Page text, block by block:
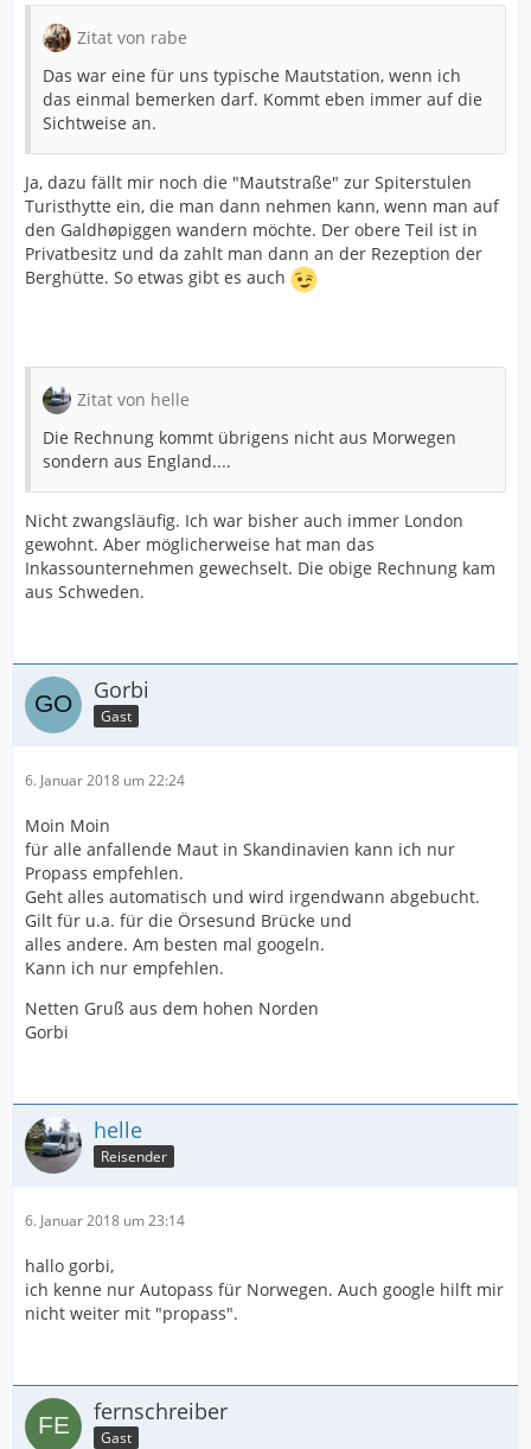
Zitat von rabe
Das war eine für uns typische Mautstation, wenn ich
das einmal bemerken darf. Kommt eben immer auf die
Sichtweise an.
Ja, dazu fällt mir noch die "Mautstraße" zur Spiterstulen
Turisthytte ein, die man dann nehmen kann, wenn man auf
den Galdhøpiggen wandern möchte. Der obere Teil ist in
Privatbesitz und da zahlt man dann an der Rezeption der
Berghütte. So etwas gibt es auch
Zitat von helle
Die Rechnung kommt übrigens nicht aus Morwegen
sondern aus England....
Nicht zwangsläufig. Ich war bisher auch immer London
gewohnt. Aber möglicherweise hat man das
Inkassounternehmen gewechselt. Die obige Rechnung kam
aus Schweden.
Gorbi
Gast
6. Januar 2018 um 22:24
Moin Moin
für alle anfallende Maut in Skandinavien kann ich nur
Propass empfehlen.
Geht alles automatisch und wird irgendwann abgebucht.
Gilt für u.a. für die Örsesund Brücke und
alles andere. Am besten mal googeln.
Kann ich nur empfehlen.
Netten Gruß aus dem hohen Norden
Gorbi
helle
Reisender
6. Januar 2018 um 23:14
hallo gorbi,
ich kenne nur Autopass für Norwegen. Auch google hilft mir
nicht weiter mit "propass".
fernschreiber
Gast